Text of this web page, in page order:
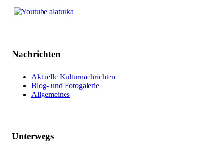
Nachrichten
Aktuelle Kulturnachrichten
Blog- und Fotogalerie
Allgemeines
Unterwegs